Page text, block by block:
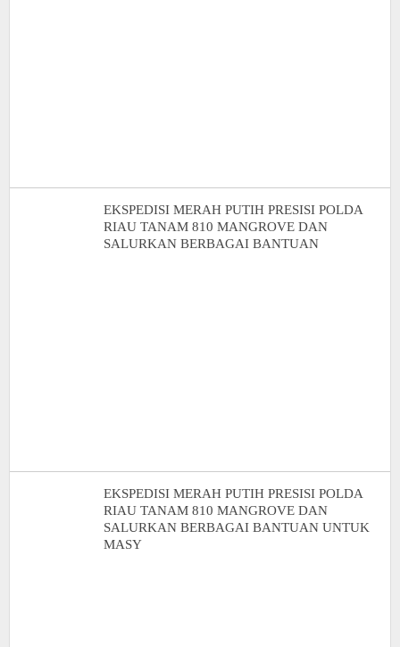
EKSPEDISI MERAH PUTIH PRESISI POLDA
RIAU TANAM 810 MANGROVE DAN
SALURKAN BERBAGAI BANTUAN
EKSPEDISI MERAH PUTIH PRESISI POLDA
RIAU TANAM 810 MANGROVE DAN
SALURKAN BERBAGAI BANTUAN UNTUK
MASY